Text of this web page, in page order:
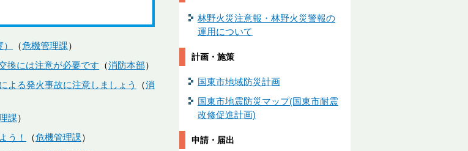
危機管理課
換には注意が必要です
消防本部
よる発火事故に注意しましょう
消
課
う！
危機管理課
林野火災注意報・林野火災警報の
運用について
計画・施策
国東市地域防災計画
国東市地震防災マップ(国東市耐震
改修促進計画)
申請・届出